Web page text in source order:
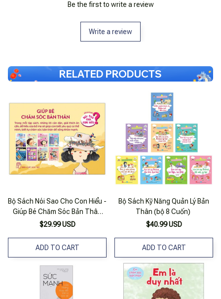
Be the first to write a review
Write a review
RELATED PRODUCTS
Bộ Sách Nói Sao Cho Con Hiểu -
Giúp Bé Chăm Sóc Bản Thân
(bộ 8 Cuốn)
$29.99 USD
ADD TO CART
Bộ Sách Kỹ Năng Quản Lý Bản
Thân (bộ 8 Cuốn)
$40.99 USD
ADD TO CART